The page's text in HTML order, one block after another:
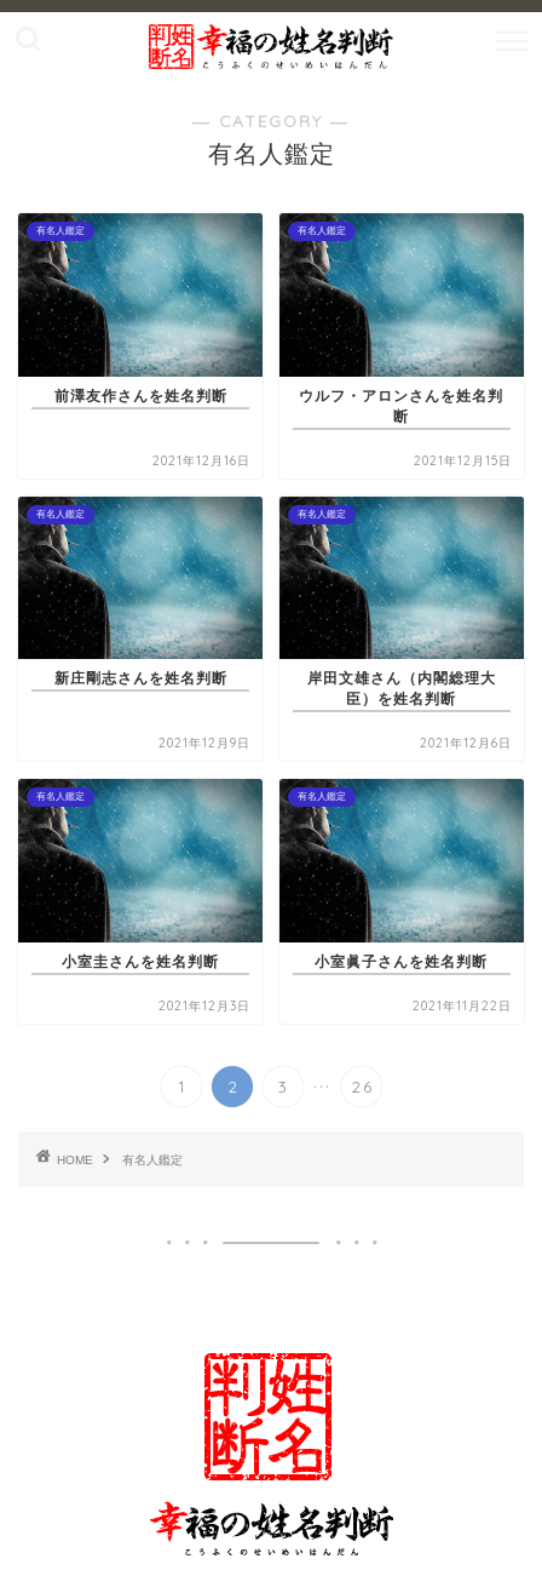
― CATEGORY ―
有名人鑑定
有名人鑑定
前澤友作さんを姓名判断
2021年12月16日
有名人鑑定
ウルフ・アロンさんを姓名判
断
2021年12月15日
有名人鑑定
新庄剛志さんを姓名判断
2021年12月9日
有名人鑑定
岸田文雄さん（内閣総理大
臣）を姓名判断
2021年12月6日
有名人鑑定
小室圭さんを姓名判断
2021年12月3日
有名人鑑定
小室眞子さんを姓名判断
2021年11月22日
1 2 3 ... 26
HOME 有名人鑑定